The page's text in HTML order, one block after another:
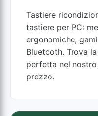
Tastiere
tastiere per PC:
ergonomiche,
Bluetooth. Trova
perfetta nel
prezzo.